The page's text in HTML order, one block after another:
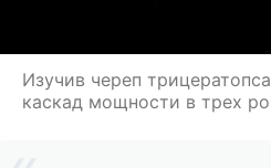
Изучив череп
каскад мощности в трех